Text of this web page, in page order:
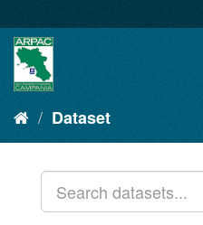
al
contenuto
Dataset